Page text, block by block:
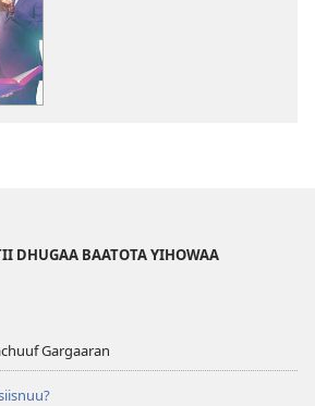
Dandaʼaa?
DHUGAA BAATOTA YIHOWAA
Gargaaran